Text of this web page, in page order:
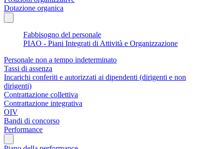
Dotazione organica
Fabbisogno del personale
PIAO - Piani Integrati di Attività e Organizzazione
Personale non a tempo indeterminato
Tassi di assenza
Incarichi conferiti e autorizzati ai dipendenti (dirigenti e non
dirigenti)
Contrattazione collettiva
Contrattazione integrativa
OIV
Bandi di concorso
Performance